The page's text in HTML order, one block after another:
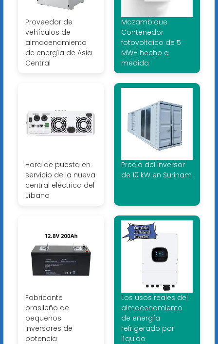
Proveedor de
vehículos de
almacenamiento
de energía de Asia
Central
Mozambique
Contenedor
fotovoltaico de 5
MWH hecho a
medida
Hora de puesta en
servicio de la nueva
central eléctrica del
Líbano
Precio del inversor
de 10 kW en Surinam
Fabricante
brasileño de
pequeños
inversores de
potencia
Los usos reales del
almacenamiento
de energía
refrigerado por
líquido